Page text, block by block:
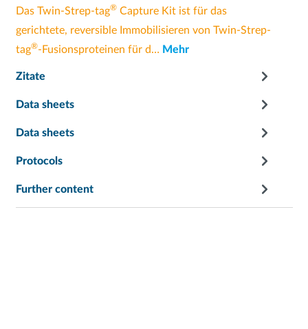
Das Twin-Strep-tag®Capture Kit ist für das
gerichtete, reversible Immobilisieren von Twin-Strep-
tag®-Fusionsproteinen für d… Mehr
Zitate
Data sheets
Data sheets
Protocols
Further content